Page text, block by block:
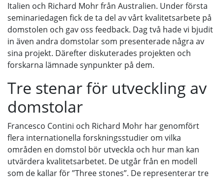
Italien och Richard Mohr från Australien. Under första
seminariedagen fick de ta del av vårt kvalitetsarbete på
domstolen och gav oss feedback. Dag två hade vi bjudit
in även andra domstolar som presenterade några av
sina projekt. Därefter diskuterades projekten och
forskarna lämnade synpunkter på dem.
Tre stenar för utveckling av
domstolar
Francesco Contini och Richard Mohr har genomfört
flera internationella forskningsstudier om vilka
områden en domstol bör utveckla och hur man kan
utvärdera kvalitetsarbetet. De utgår från en modell
som de kallar för ”Three stones”. De representerar tre